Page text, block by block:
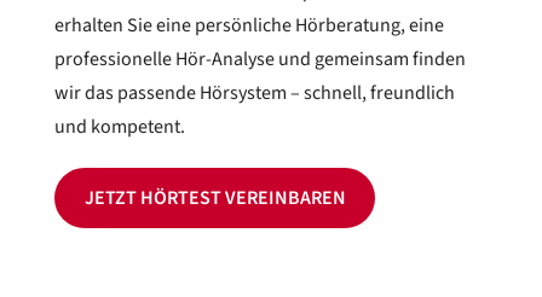
erhalten Sie eine persönliche Hörberatung, eine
professionelle Hör-Analyse und gemeinsam finden
wir das passende Hörsystem – schnell, freundlich
und kompetent.
JETZT HÖRTEST VEREINBAREN